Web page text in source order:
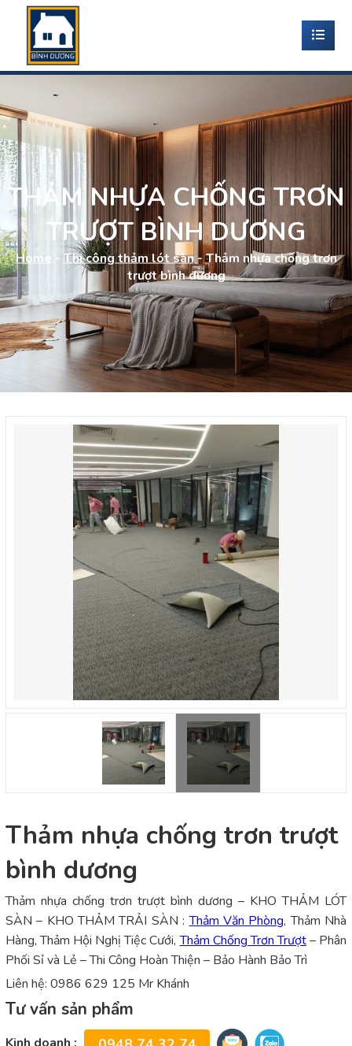
THẢM NHỰA CHỐNG TRƠN
TRƯỢT BÌNH DƯƠNG
Home - Thi công thảm lót sàn-Thảm nhựa chống trơn
trượt bình dương
Thảm nhựa chống trơn trượt
bình dương
Thảm nhựa chống trơn trượt bình dương – KHO THẢM LÓT
SÀN – KHO THẢM TRẢI SÀN :Thảm Văn Phòng, Thảm Nhà
Hàng, Thảm Hội Nghị Tiệc Cưới,Thảm Chống Trơn Trượt– Phân
Phối Sỉ và Lẻ – Thi Công Hoàn Thiện – Bảo Hành Bảo Trì
Liên hệ: 0986 629 125 Mr Khánh
Tư vấn sản phẩm